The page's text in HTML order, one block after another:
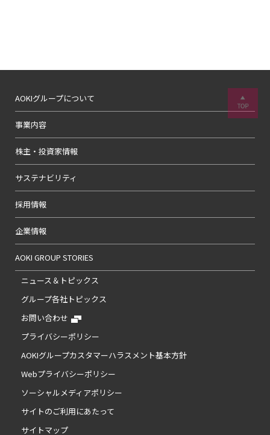
AOKIグループについて
事業内容
株主・投資家情報
サステナビリティ
採用情報
企業情報
AOKI GROUP STORIES
ニュース＆トピックス
グループ各社トピックス
お問い合わせ
プライバシーポリシー
AOKIグループカスタマーハラスメント基本方針
Webプライバシーポリシー
ソーシャルメディアポリシー
サイトのご利用にあたって
サイトマップ